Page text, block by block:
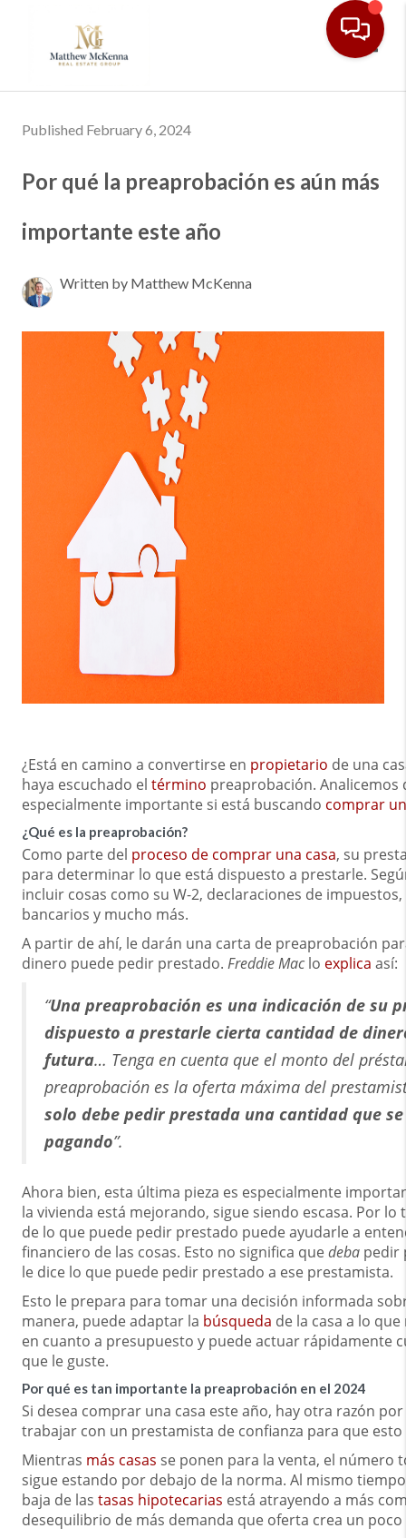
Published February 6, 2024
Por qué la preaprobación es aún más
importante este año
Written by Matthew McKenna
¿Está en camino a convertirse en propietario de una
haya escuchado el término preaprobación. Analicemos
especialmente importante si está buscando comprar
¿Qué es la preaprobación?
Como parte del proceso de comprar una casa, su
para determinar lo que está dispuesto a prestarle.
incluir cosas como su W-2, declaraciones de impuestos,
bancarios y mucho más.
A partir de ahí, le darán una carta de preaprobación
dinero puede pedir prestado. Freddie Maclo explica así:
“Una preaprobación es una indicación de su
dispuesto a prestarle cierta cantidad de
futura… Tenga en cuenta que el monto del
preaprobación es la oferta máxima del
solo debe pedir prestada una cantidad que
pagando”.
Ahora bien, esta última pieza es especialmente
la vivienda está mejorando, sigue siendo escasa. Por
de lo que puede pedir prestado puede ayudarle a
financiero de las cosas. Esto no significa quedeba pedir
le dice lo que puede pedir prestado a ese prestamista.
Esto le prepara para tomar una decisión informada
manera, puede adaptar la búsqueda de la casa a lo
en cuanto a presupuesto y puede actuar rápidamente
que le guste.
Por qué es tan importante la preaprobación en el 2024
Si desea comprar una casa este año, hay otra razón
trabajar con un prestamista de confianza para que
Mientras más casas se ponen para la venta, el número
sigue estando por debajo de la norma. Al mismo
baja de las tasas hipotecarias está atrayendo a más
desequilibrio de más demanda que oferta crea un